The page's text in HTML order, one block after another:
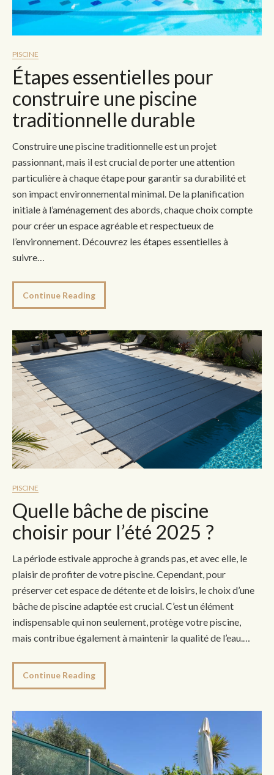
PISCINE
Étapes essentielles pour
construire une piscine
traditionnelle durable
Construire une piscine traditionnelle est un projet
passionnant, mais il est crucial de porter une attention
particulière à chaque étape pour garantir sa durabilité et
son impact environnemental minimal. De la planification
initiale à l’aménagement des abords, chaque choix compte
pour créer un espace agréable et respectueux de
l’environnement. Découvrez les étapes essentielles à
suivre…
Continue Reading
PISCINE
Quelle bâche de piscine
choisir pour l’été 2025 ?
La période estivale approche à grands pas, et avec elle, le
plaisir de profiter de votre piscine. Cependant, pour
préserver cet espace de détente et de loisirs, le choix d’une
bâche de piscine adaptée est crucial. C’est un élément
indispensable qui non seulement, protège votre piscine,
mais contribue également à maintenir la qualité de l’eau.…
Continue Reading